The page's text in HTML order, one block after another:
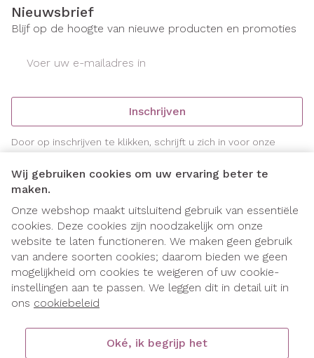
Wij gebruiken cookies om uw ervaring beter te
maken.
Onze webshop maakt uitsluitend gebruik van essentiële
cookies. Deze cookies zijn noodzakelijk om onze
website te laten functioneren. We maken geen gebruik
van andere soorten cookies; daarom bieden we geen
mogelijkheid om cookies te weigeren of uw cookie-
instellingen aan te passen. We leggen dit in detail uit in
ons cookiebeleid
Oké, ik begrijp het
Nieuwsbrief
Blijf op de hoogte van nieuwe producten en promoties
Inschrijven
Door op inschrijven te klikken, schrijft u zich in voor onze
nieuwsbrief en gaat u akkoord met onzeprivacy policy.
Juridische links